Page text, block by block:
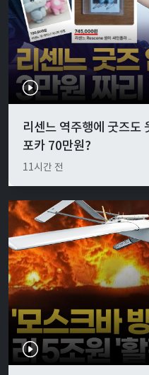
리센느 역주행에 굿즈도
포카 70만원?
11시간 전